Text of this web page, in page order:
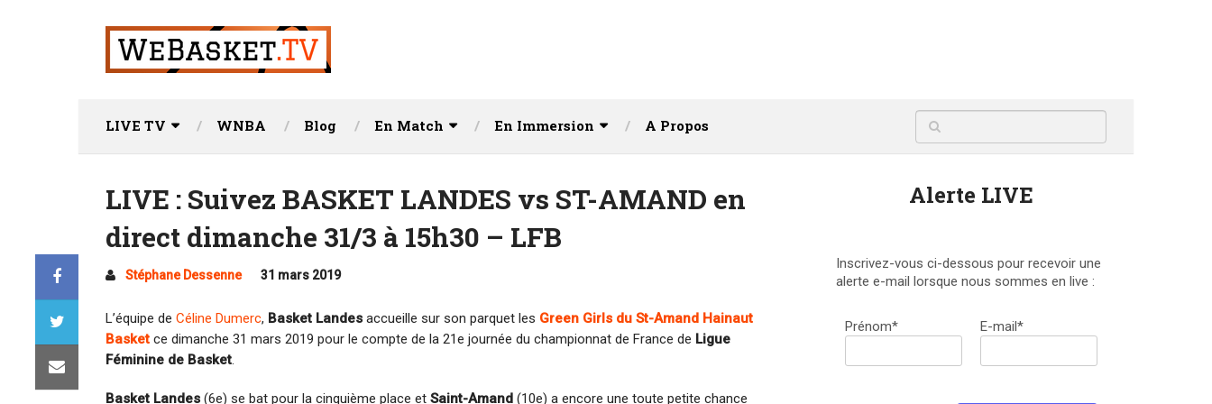
LIVE TV WNBA Blog En Match En Immersion A Propos
LIVE : Suivez BASKET LANDES vs ST-AMAND en
direct dimanche 31/3 à 15h30 – LFB
Stéphane Dessenne 31 mars 2019
L’équipe de Céline Dumerc, Basket Landes accueille sur son parquet les Green Girls du St-Amand Hainaut
Basket ce dimanche 31 mars 2019 pour le compte de la 21e journée du championnat de France de Ligue
Féminine de Basket.
Basket Landes (6e) se bat pour la cinquième place et Saint-Amand (10e) a encore une toute petite chance
Alerte LIVE
Inscrivez-vous ci-dessous pour recevoir une
alerte e-mail lorsque nous sommes en live :
Prénom* E-mail*